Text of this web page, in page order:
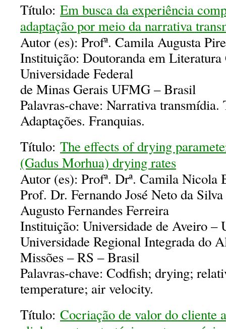
Título: Em busca da experiência
adaptação por meio da narrativa
Autor (es): Profª. Camila Augusta
Instituição: Doutoranda em Literatura
Universidade Federal
de Minas Gerais UFMG – Brasil
Palavras-chave: Narrativa
Adaptações. Franquias.
Título: The effects of drying
(Gadus Morhua) drying rates
Autor (es): Profª. Drª. Camila
Prof. Dr. Fernando José Neto da
Augusto Fernandes Ferreira
Instituição: Universidade de Aveiro –
Universidade Regional Integrada do
Missões – RS – Brasil
Palavras-chave: Codfish; drying;
temperature; air velocity.
Título: Cocriação de valor do cliente